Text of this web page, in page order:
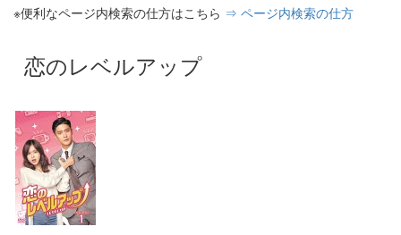
※便利なページ内検索の仕方はこちら ⇒ ページ内検索の仕方
恋のレベルアップ